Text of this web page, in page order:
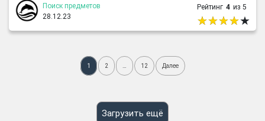
Поиск предметов
28.12.23
Рейтинг 4 из 5
1 2 12 Далее
Загрузить ещё